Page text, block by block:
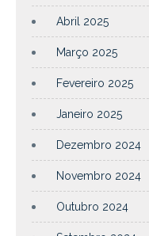
Abril 2025
Março 2025
Fevereiro 2025
Janeiro 2025
Dezembro 2024
Novembro 2024
Outubro 2024